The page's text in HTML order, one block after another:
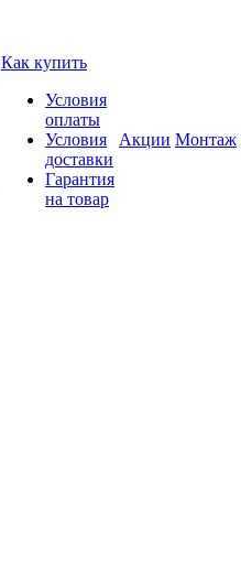
Как купить
Условия
оплаты
Условия
доставки
Гарантия
на товар
Акции Монтаж